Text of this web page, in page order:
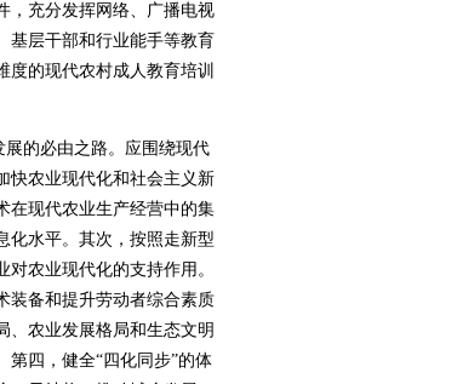
，充分发挥网络、广播电视
基层干部和行业能手等教育
的现代农村成人教育培训
的必由之路。应围绕现代
快农业现代化和社会主义新
在现代农业生产经营中的集
化水平。其次，按照走新型
农业现代化的支持作用。
装备和提升劳动者综合素质
、农业发展格局和生态文明
第四，健全“四化同步”的体